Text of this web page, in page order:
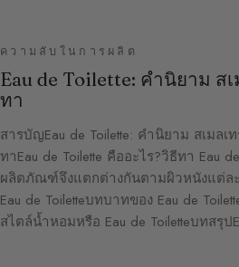
ความลับในการผลิต
Eau de Toilette: คำนิยาม ส
ทา
สารบัญEau de Toilette: คำนิยาม สเมล
ทาEau de Toilette คืออะไร?วิธีทา Eau
ผลิตภัณฑ์จึงแตกต่างกันตามผิวหนังแต่ล
Eau de Toiletteบทบาทของ Eau de
สไตล์น้ำหอมหรือ Eau de Toiletteบทสรุป